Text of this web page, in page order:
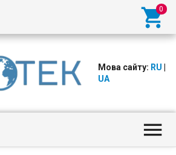

Мова сайту: RU
UA
